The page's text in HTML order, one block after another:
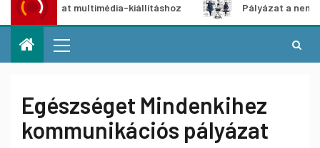
pályázat multimédia-kiállításhoz Pályázat a nemek
Egészséget Mindenkihez
kommunikációs pályázat